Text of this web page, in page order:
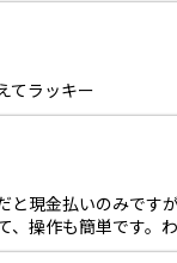
てラッキー
と現金払いのみです
操作も簡単です。